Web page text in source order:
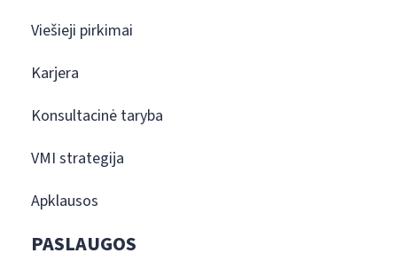
Viešieji pirkimai
Karjera
Konsultacinė taryba
VMI strategija
Apklausos
PASLAUGOS